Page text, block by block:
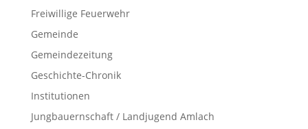
Freiwillige Feuerwehr
Gemeinde
Gemeindezeitung
Geschichte-Chronik
Institutionen
Jungbauernschaft / Landjugend Amlach